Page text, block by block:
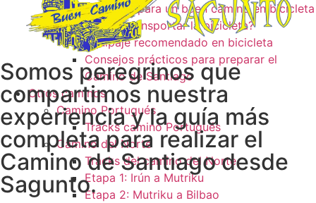
Consejos para un buen camino en bicicleta
¿Como transportar la bicicleta?
Equipaje recomendado en bicicleta
Consejos prácticos para preparar el
Camino de Santiago
Otros caminos
Camino Portugués
Tracks camino Portugués
Camino del Norte
Tracks del camino del Norte
Etapa 1: Irún a Mutriku
Etapa 2: Mutriku a Bilbao
Somos peregrinos que
compartimos nuestra
experiencia y la guía más
completa para realizar el
Camino de Santiago desde
Sagunto.